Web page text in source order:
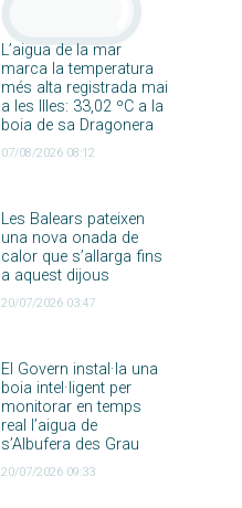
L’aigua de la mar
marca la temperatura
més alta registrada mai
a les Illes: 33,02 ºC a la
boia de sa Dragonera
07/08/2026 08:12
Les Balears pateixen
una nova onada de
calor que s’allarga fins
a aquest dijous
20/07/2026 03:47
El Govern instal·la una
boia intel·ligent per
monitorar en temps
real l’aigua de
s’Albufera des Grau
20/07/2026 09:33